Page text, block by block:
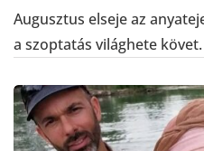
Augusztus elseje az
a szoptatás világhete